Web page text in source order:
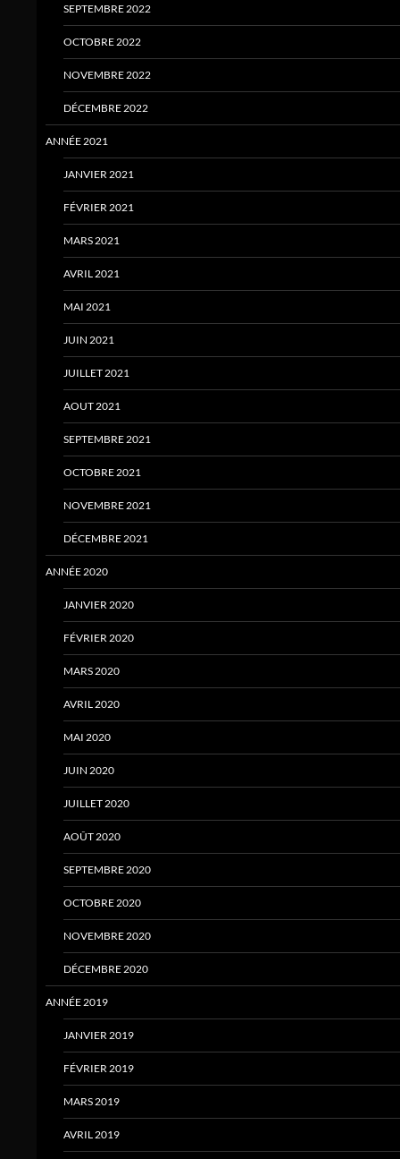
SEPTEMBRE 2022
OCTOBRE 2022
NOVEMBRE 2022
DÉCEMBRE 2022
ANNÉE 2021
JANVIER 2021
FÉVRIER 2021
MARS 2021
AVRIL 2021
MAI 2021
JUIN 2021
JUILLET 2021
AOUT 2021
SEPTEMBRE 2021
OCTOBRE 2021
NOVEMBRE 2021
DÉCEMBRE 2021
ANNÉE 2020
JANVIER 2020
FÉVRIER 2020
MARS 2020
AVRIL 2020
MAI 2020
JUIN 2020
JUILLET 2020
AOÛT 2020
SEPTEMBRE 2020
OCTOBRE 2020
NOVEMBRE 2020
DÉCEMBRE 2020
ANNÉE 2019
JANVIER 2019
FÉVRIER 2019
MARS 2019
AVRIL 2019